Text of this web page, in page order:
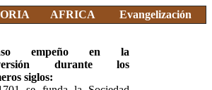
AFRICA Evangelización
empeño en la
durante los
siglos: